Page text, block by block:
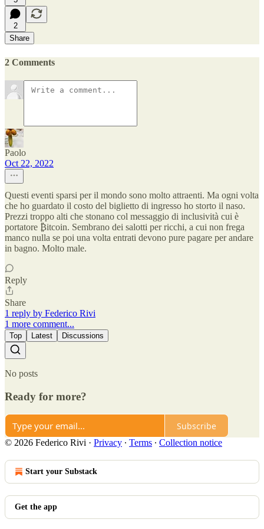
2
Share
2 Comments
Paolo
Oct 22, 2022
Questi eventi sparsi per il mondo sono molto attraenti. Ma ogni volta
che ho guardato il costo del biglietto di ingresso ho storto il naso.
Prezzi troppo alti che stonano col messaggio di inclusività cui è
portatore ₿itcoin. Sembrano dei salotti per ricchi, a cui non frega
manco nulla se poi una volta entrati devono pure pagare per andare
in bagno. Molto male.
Reply
Share
1 reply by Federico Rivi
1 more comment...
Top Latest Discussions
No posts
Ready for more?
Subscribe
© 2026 Federico Rivi · Privacy ∙ Terms ∙ Collection notice
Start your Substack
Get the app